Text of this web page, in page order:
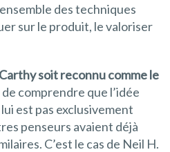
des techniques
sur le produit, le valoriser
soit reconnu comme le
comprendre que l’idée
est pas exclusivement
penseurs avaient déjà
C’est le cas de Neil H.